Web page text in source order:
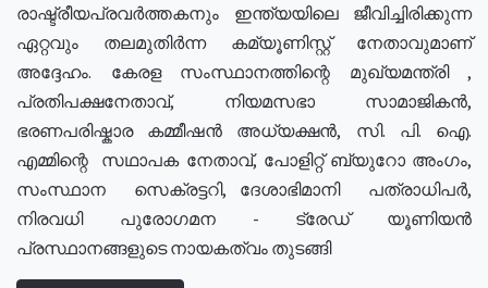
രാഷ്ട്രീയപ്രവർത്തകനും ഇന്ത്യയിലെ ജീവിച്ചിരിക്കുന്ന
ഏറ്റവും തലമുതിർന്ന കമ്യൂണിസ്റ്റ് നേതാവുമാണ്
അദ്ദേഹം. കേരള സംസ്ഥാനത്തിന്റെ മുഖ്യമന്ത്രി ,
പ്രതിപക്ഷനേതാവ്, നിയമസഭാ സാമാജികൻ,
ഭരണപരിഷ്കാര കമ്മീഷൻ അധ്യക്ഷൻ, സി. പി. ഐ.
എമ്മിന്റെ സഥാപക നേതാവ്, പോളിറ്റ് ബ്യുറോ അംഗം,
സംസ്ഥാന സെക്രട്ടറി, ദേശാഭിമാനി പത്രാധിപർ,
നിരവധി പുരോഗമന - ട്രേഡ് യൂണിയൻ
പ്രസ്ഥാനങ്ങളുടെ നായകത്വം തുടങ്ങി